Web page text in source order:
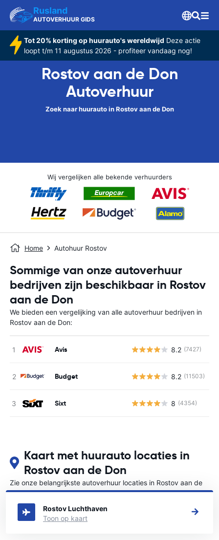
Rusland
AUTOVERHUUR GIDS
Tot 20% korting op huurauto's wereldwijd Deze actie
loopt t/m 11 augustus 2026 - profiteer vandaag nog!
Rostov aan de Don
Autoverhuur
Zoek naar huurauto in Rostov aan de Don
Wij vergelijken alle bekende verhuurders
Home Autohuur Rostov
Sommige van onze autoverhuur
bedrijven zijn beschikbaar in Rostov
aan de Don
We bieden een vergelijking van alle autoverhuur bedrijven in
Rostov aan de Don:
Avis 8.2 (7427)
Budget 8.2 (11503)
Sixt 8 (4354)
Kaart met huurauto locaties in
Rostov aan de Don
Zie onze belangrijkste autoverhuur locaties in Rostov aan de
Don
Rostov Luchthaven
Toon op kaart